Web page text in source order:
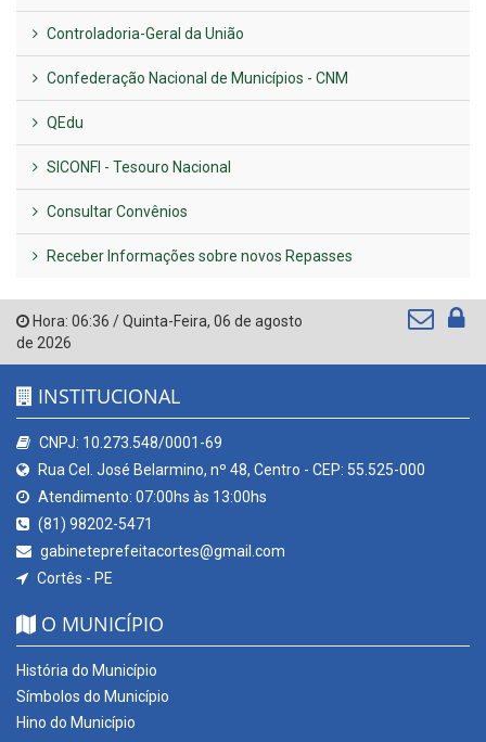
Controladoria-Geral da União
Confederação Nacional de Municípios - CNM
QEdu
SICONFI - Tesouro Nacional
Consultar Convênios
Receber Informações sobre novos Repasses
Hora: 06:36 /Quinta-Feira, 06 de agosto
de 2026
INSTITUCIONAL
CNPJ: 10.273.548/0001-69
Rua Cel. José Belarmino, nº 48, Centro - CEP: 55.525-000
Atendimento: 07:00hs às 13:00hs
(81) 98202-5471
gabineteprefeitacortes@gmail.com
Cortês - PE
O MUNICÍPIO
História do Município
Símbolos do Município
Hino do Município